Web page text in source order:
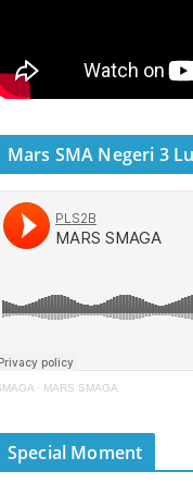
Mars SMA Negeri 3
· MARS SMAGA
Special Moment